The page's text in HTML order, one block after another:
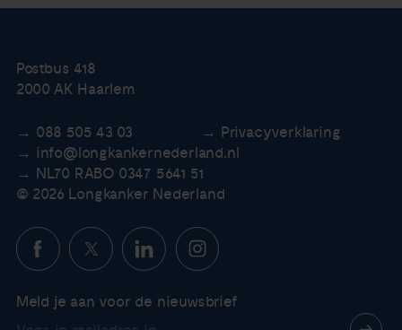
Postbus 418
2000 AK Haarlem
088 505 43 03
Privacyverklaring
info@longkankernederland.nl
NL70 RABO 0347 5641 51
© 2026 Longkanker Nederland
Meld je aan voor de nieuwsbrief